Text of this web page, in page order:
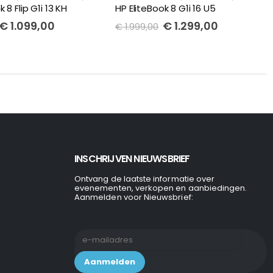
8 Flip G1i 13 KH
Oorspronkelijke
€1.099,00
HP EliteBook 8 G1i 16 U5
€1.999,00 Oorspronkelijke
€1.299,00
INSCHRIJVEN NIEUWSBRIEF
Ontvang de laatste informatie over
evenementen, verkopen en aanbiedingen.
Aanmelden voor Nieuwsbrief: